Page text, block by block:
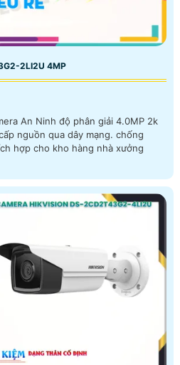
2LI2U 4MP
An Ninh độ phân giải 4.0MP 2k
qua dây mạng. chống
hợp cho kho hàng nhà xưởng